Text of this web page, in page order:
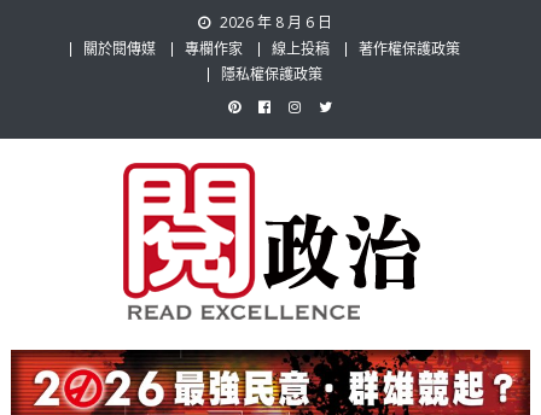
2026 年 8 月 6 日
關於閱傳媒
專欄作家 線上投稿
著作權保護政策
隱私權保護政策
閱政治 Read Gov News
題，也要專業評論，閱政治與多元的政治評論家與專欄作家邀稿合作，
讓讀者有最多元和專業的選擇。